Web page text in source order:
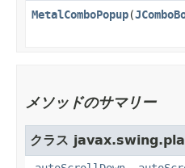
MetalComboPopup​(
メソッドのサマリー
クラス